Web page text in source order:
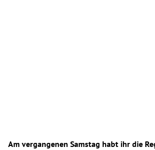
Am vergangenen Samstag habt ihr die